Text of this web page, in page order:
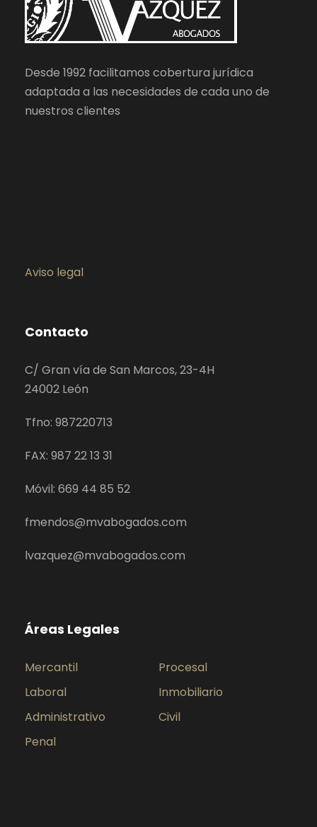
Desde 1992 facilitamos cobertura jurídica
adaptada a las necesidades de cada uno de
nuestros clientes
Aviso legal
Contacto
C/ Gran vía de San Marcos, 23-4H
24002 León
Tfno: 987220713
FAX: 987 22 13 31
Móvil: 669 44 85 52
fmendos@mvabogados.com
lvazquez@mvabogados.com
Áreas Legales
Mercantil
Procesal
Laboral
Inmobiliario
Administrativo
Civil
Penal